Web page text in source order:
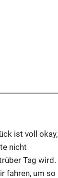
ist voll okay,
nicht
Tag wird.
fahren, um so